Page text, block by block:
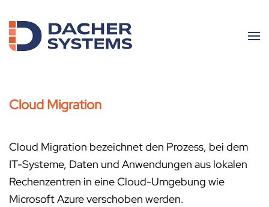
Skip to main content
Cloud Migration
Cloud Migration bezeichnet den Prozess, bei dem
IT-Systeme, Daten und Anwendungen aus lokalen
Rechenzentren in eine Cloud-Umgebung wie
Microsoft Azure verschoben werden.